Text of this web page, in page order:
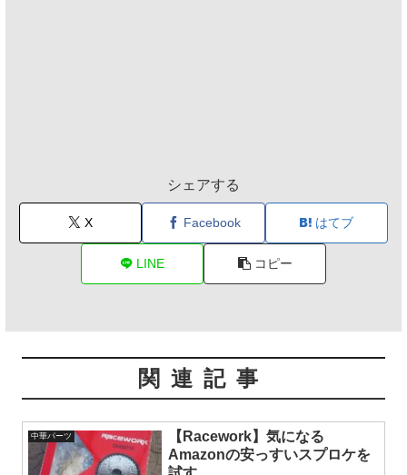
シェアする
X Facebook はてブ
LINE コピー
関連記事
中華パーツ
【Racework】気になる
Amazonの安っすいスプロケを